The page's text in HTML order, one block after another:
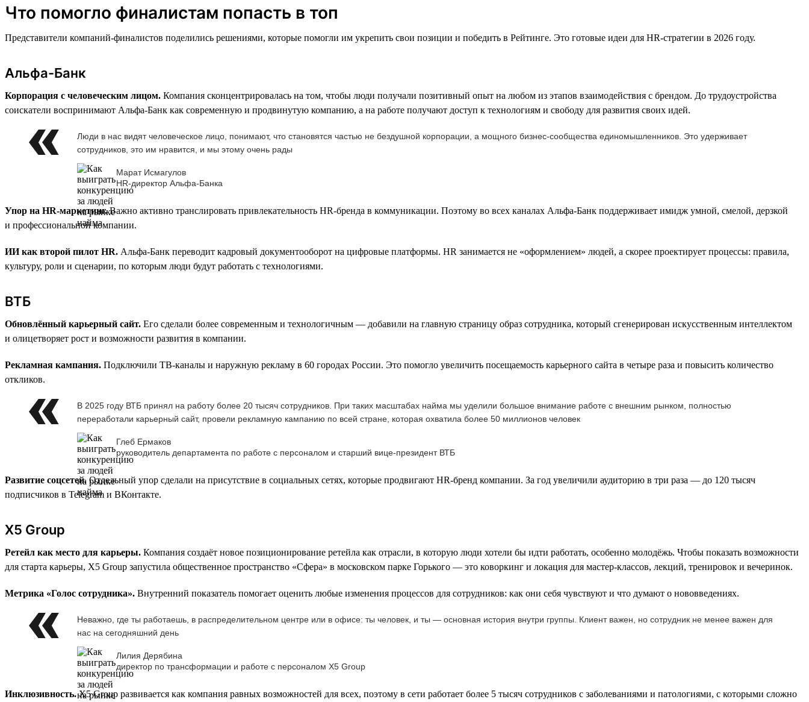
Что помогло финалистам попасть в топ
Представители компаний-финалистов поделились решениями, которые помогли им укрепить свои позиции и победить в Рейтинге. Это готовые идеи для HR-стратегии в 2026 году.
Альфа-Банк
Корпорация с человеческим лицом. Компания сконцентрировалась на том, чтобы люди получали позитивный опыт на любом из этапов взаимодействия с брендом. До трудоустройства
соискатели воспринимают Альфа-Банк как современную и продвинутую компанию, а на работе получают доступ к технологиям и свободу для развития своих идей.
Люди в нас видят человеческое лицо, понимают, что становятся частью не бездушной корпорации, а мощного бизнес-сообщества единомышленников. Это удерживает
сотрудников, это им нравится, и мы этому очень рады
Марат Исмагулов
HR-директор Альфа-Банка
Упор на HR-маркетинг.Важно активно транслировать привлекательность HR-бренда в коммуникации. Поэтому во всех каналах Альфа-Банк поддерживает имидж умной, смелой, дерзкой
и профессиональной компании.
ИИ как второй пилот HR. Альфа-Банк переводит кадровый документооборот на цифровые платформы. HR занимается не «оформлением» людей, а скорее проектирует процессы: правила,
культуру, роли и сценарии, по которым люди будут работать с технологиями.
ВТБ
Обновлённый карьерный сайт. Его сделали более современным и технологичным — добавили на главную страницу образ сотрудника, который сгенерирован искусственным интеллектом
и олицетворяет рост и возможности развития в компании.
Рекламная кампания. Подключили ТВ-каналы и наружную рекламу в 60 городах России. Это помогло увеличить посещаемость карьерного сайта в четыре раза и повысить количество
откликов.
В 2025 году ВТБ принял на работу более 20 тысяч сотрудников. При таких масштабах найма мы уделили большое внимание работе с внешним рынком, полностью
переработали карьерный сайт, провели рекламную кампанию по всей стране, которая охватила более 50 миллионов человек
Глеб Ермаков
руководитель департамента по работе с персоналом и старший вице-президент ВТБ
Развитие соцсетей. Отдельный упор сделали на присутствие в социальных сетях, которые продвигают HR-бренд компании. За год увеличили аудиторию в три раза — до 120 тысяч
подписчиков в Telegram и ВКонтакте.
X5 Group
Ретейл как место для карьеры. Компания создаёт новое позиционирование ретейла как отрасли, в которую люди хотели бы идти работать, особенно молодёжь. Чтобы показать возможности
для старта карьеры, X5 Group запустила общественное пространство «Сфера» в московском парке Горького — это коворкинг и локация для мастер-классов, лекций, тренировок и вечеринок.
Метрика «Голос сотрудника». Внутренний показатель помогает оценить любые изменения процессов для сотрудников: как они себя чувствуют и что думают о нововведениях.
Неважно, где ты работаешь, в распределительном центре или в офисе: ты человек, и ты — основная история внутри группы. Клиент важен, но сотрудник не менее важен для
нас на сегодняшний день
Лилия Дерябина
директор по трансформации и работе с персоналом Х5 Group
Инклюзивность.X5 Group развивается как компания равных возможностей для всех, поэтому в сети работает более 5 тысяч сотрудников с заболеваниями и патологиями, с которыми сложно